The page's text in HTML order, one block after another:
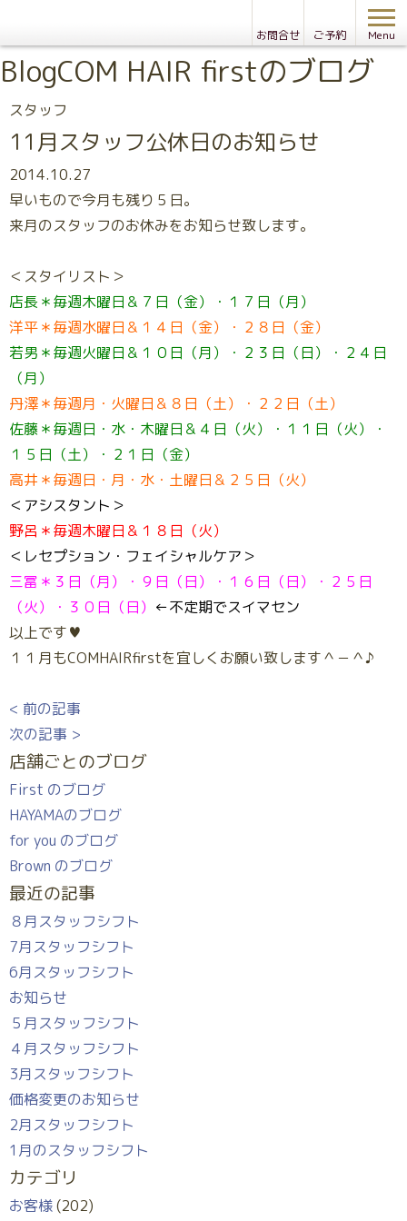
お問合せ ご予約 Menu
BlogCOM HAIR firstのブログ
スタッフ
11月スタッフ公休日のお知らせ
2014.10.27
早いもので今月も残り５日。
来月のスタッフのお休みをお知らせ致します。
＜スタイリスト＞
店長＊毎週木曜日＆７日（金）・１７日（月）
洋平＊毎週水曜日＆１４日（金）・２８日（金）
若男＊毎週火曜日＆１０日（月）・２３日（日）・２４日
（月）
丹澤＊毎週月・火曜日＆８日（土）・２２日（土）
佐藤＊毎週日・水・木曜日＆４日（火）・１１日（火）・
１５日（土）・２１日（金）
高井＊毎週日・月・水・土曜日＆２５日（火）
＜アシスタント＞
野呂＊毎週木曜日＆１８日（火）
＜レセプション・フェイシャルケア＞
三冨＊３日（月）・９日（日）・１６日（日）・２５日
（火）・３０日（日） ←不定期でスイマセン
以上です♥
１１月もCOMHAIRfirstを宜しくお願い致します＾－＾♪
< 前の記事
次の記事 >
店舗ごとのブログ
First のブログ
HAYAMAのブログ
for you のブログ
Brown のブログ
最近の記事
８月スタッフシフト
7月スタッフシフト
6月スタッフシフト
お知らせ
５月スタッフシフト
４月スタッフシフト
3月スタッフシフト
価格変更のお知らせ
2月スタッフシフト
1月のスタッフシフト
カテゴリ
お客様(202)